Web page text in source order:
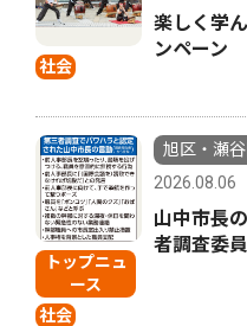
社会
楽しく学
ンペーン
トップニュ
ース
社会
旭区・瀬
2026.08.06
山中市長
者調査委